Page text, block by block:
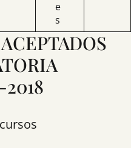
e
s
ACEPTADOS